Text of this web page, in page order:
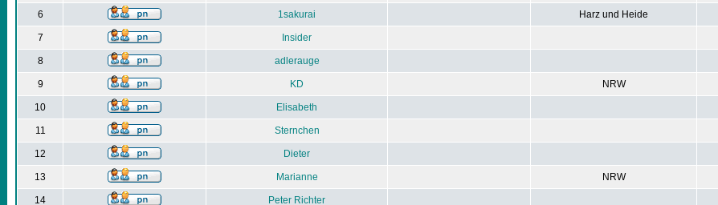
6 1sakurai Harz und Heide
7 Insider
8 adlerauge
9 KD NRW
10 Elisabeth
11 Sternchen
12 Dieter
13 Marianne NRW
14 Peter Richter